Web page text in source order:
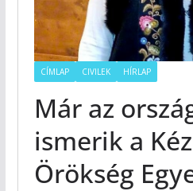
CÍMLAP CIVILEK HÍRLAP
Már az
ismerik a
Örökség